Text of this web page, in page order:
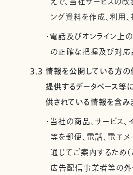
ング資料を作成、利用
・電話及びオンライン上
の正確な把握及び対
3.3 情報を公開している方
提供するデータベース等
供されている情報を含み
・当社の商品、サービス、
等を郵便、電話、電子
通じてご案内するため
広告配信事業者等の外